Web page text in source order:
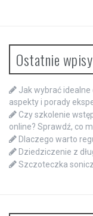
Ostatnie wpisy
Jak wybrać
aspekty i porady
Czy szkolenie
online? Sprawdź, co
Dlaczego warto
Dziedziczenie z
Szczoteczka